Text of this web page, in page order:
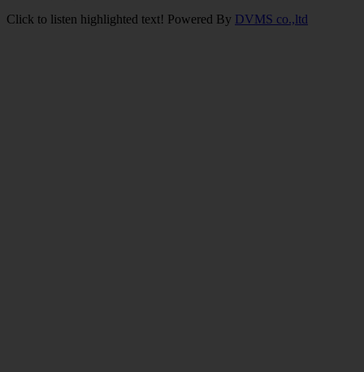
Click to listen highlighted text! Powered By DVMS co.,ltd